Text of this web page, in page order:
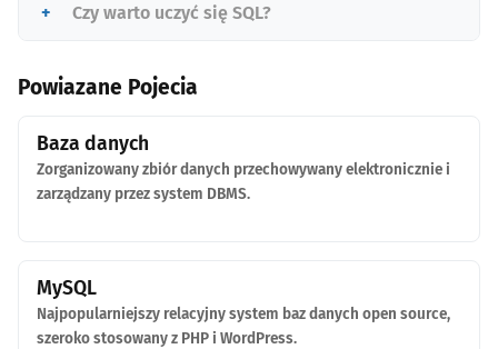
Czy warto uczyć się SQL?
Powiazane Pojecia
Baza danych
Zorganizowany zbiór danych przechowywany elektronicznie i
zarządzany przez system DBMS.
MySQL
Najpopularniejszy relacyjny system baz danych open source,
szeroko stosowany z PHP i WordPress.